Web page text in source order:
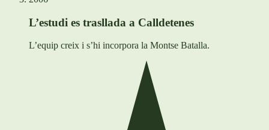
L’estudi es trasllada a Calldetenes
L’equip creix i s’hi incorpora la Montse Batalla.